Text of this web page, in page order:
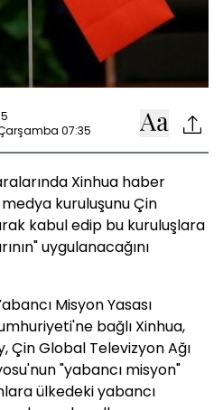
07:35
Xinhua haber
medya kuruluşunu Çin
kabul edip bu kuruluşlara
uygulanacağını
Misyon Yasası
bağlı Xinhua,
Çin Global Televizyon Ağı
"yabancı misyon"
ülkedeki yabancı